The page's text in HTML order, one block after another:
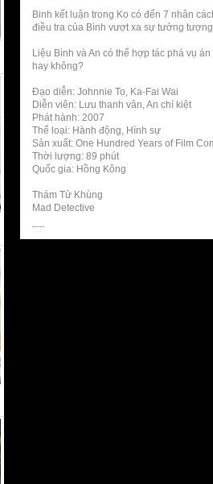
Binh kết luận trong Ko có đến 7 nhân
điều tra của Bình vượt xa sự tưởng
Liệu Bình và An có thể hợp tác phá vụ
hay không?
Đạo diễn: Johnnie To, Ka-Fai Wai
Diễn viên: Lưu thanh vân, An chí kiệt
Phát hành: 2007
Thể loại: Hành động, Hình sự
Sản xuất: One Hundred Years of Film
Thời lượng: 89 phút
Quốc gia: Hồng Kông
Thám Tử Khùng
Mad Detective